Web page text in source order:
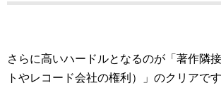
さらに高いハードルとなるのが「著作隣
トやレコード会社の権利）」のクリアで